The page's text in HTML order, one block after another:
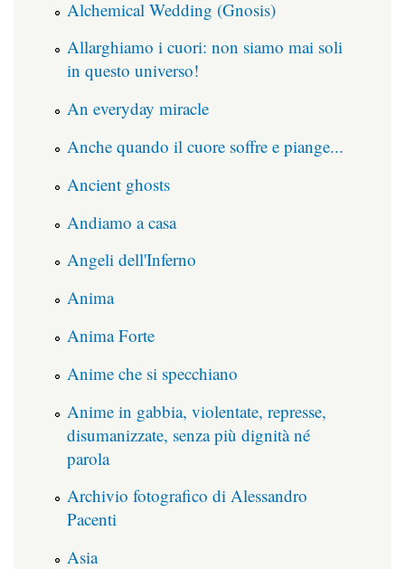
Alchemical Wedding (Gnosis)
Allarghiamo i cuori: non siamo mai soli
in questo universo!
An everyday miracle
Anche quando il cuore soffre e piange...
Ancient ghosts
Andiamo a casa
Angeli dell'Inferno
Anima
Anima Forte
Anime che si specchiano
Anime in gabbia, violentate, represse,
disumanizzate, senza più dignità né
parola
Archivio fotografico di Alessandro
Pacenti
Asia